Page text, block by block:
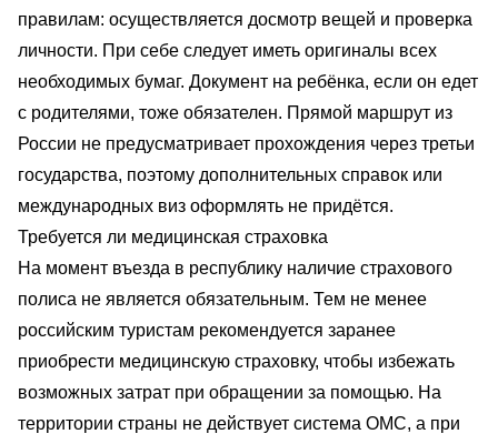
правилам: осуществляется досмотр вещей и проверка
личности. При себе следует иметь оригиналы всех
необходимых бумаг. Документ на ребёнка, если он едет
с родителями, тоже обязателен. Прямой маршрут из
России не предусматривает прохождения через третьи
государства, поэтому дополнительных справок или
международных виз оформлять не придётся.
Требуется ли медицинская страховка
На момент въезда в республику наличие страхового
полиса не является обязательным. Тем не менее
российским туристам рекомендуется заранее
приобрести медицинскую страховку, чтобы избежать
возможных затрат при обращении за помощью. На
территории страны не действует система ОМС, а при